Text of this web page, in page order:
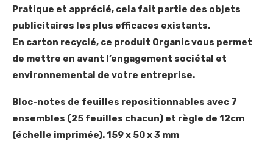
Pratique et apprécié, cela fait partie des objets
publicitaires les plus efficaces existants.
En carton recyclé, ce produit Organic vous permet
de mettre en avant l’engagement sociétal et
environnemental de votre entreprise.
Bloc-notes de feuilles repositionnables avec 7
ensembles (25 feuilles chacun) et règle de 12cm
(échelle imprimée). 159 x 50 x 3 mm